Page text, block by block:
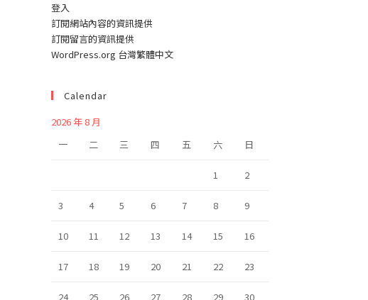
登入
訂閱網站內容的資訊提供
訂閱留言的資訊提供
WordPress.org 台灣繁體中文
Calendar
2026 年 8 月
一
二 三 四 五 六 日
1 2
3 4 5 6 7 8 9
10 11 12 13 14 15 16
17 18 19 20 21 22 23
24 25 26 27 28 29 30